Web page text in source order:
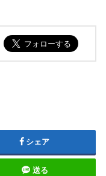
シェア
送る